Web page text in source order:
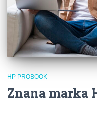
HP PROBOOK
Znana marka